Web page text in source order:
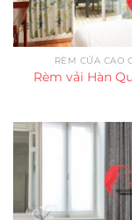
RÈM CỬA CAO
Rèm vải Hàn